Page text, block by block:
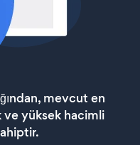
mevcut en
yüksek hacimli